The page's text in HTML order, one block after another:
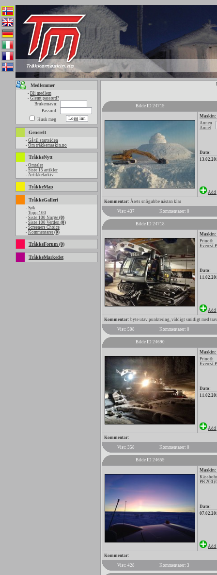
Medlemmer
- Bli medlem
- Glemt passord?
Brukernavn:
Passord:
Husk meg
Generelt
- Gå til startsiden
- Om tråkkemaskin.no
TråkkeNytt
- Omtaler
- Siste 15 artikler
- Artikkelarkiv
TråkkeMap
TråkkeGalleri
- Søk
- Topp 100
- Siste 100 Norge (0)
- Siste 100 Verden (0)
- Screeners Choice
- Kommentarer (0)
TråkkeForum (0)
TråkkeMarkedet
Bilde ID 24719
Maskin:
Annen
Annet
Dato:
Add
Kommentar: Årets snögubbe nästan klar
Vist: 437
Kommentarer: 0
Bilde ID 24718
Maskin:
Prinoth
Everest
Dato:
Add
Kommentar: byte utav punktering, väldigt smidigt med
Vist: 508
Kommentarer: 0
Bilde ID 24690
Maskin:
Prinoth
Everest
Dato:
Add
Kommentar:
Vist: 358
Kommentarer: 0
Bilde ID 24659
Maskin:
PB 200
Dato:
Add
Kommentar:
Vist: 428
Kommentarer: 3